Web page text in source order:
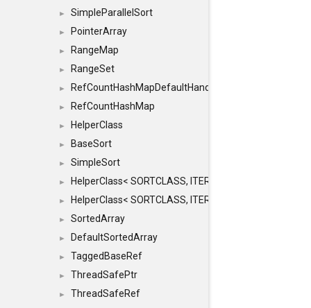
► SimpleParallelSort
► PointerArray
► RangeMap
► RangeSet
► RefCountHashMapDefaultHandler
► RefCountHashMap
► HelperClass
► BaseSort
► SimpleSort
► HelperClass< SORTCLASS, ITERATOR, CONTENT,
► HelperClass< SORTCLASS, ITERATOR, CONTENT,
► SortedArray
► DefaultSortedArray
► TaggedBaseRef
► ThreadSafePtr
►
ThreadSafeRef